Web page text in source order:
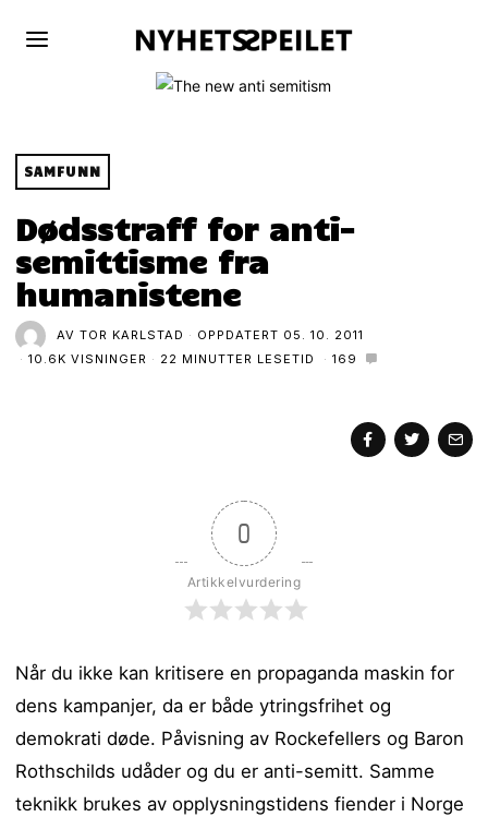
SAMFUNN
Dødsstraff for anti-
semittisme fra
humanistene
AVTOR KARLSTAD OPPDATERT 05. 10. 2011
10.6K VISNINGER
22 MINUTTER LESETID 169
0
Artikkelvurdering
Når du ikke kan kritisere en propaganda maskin for
dens kampanjer, da er både ytringsfrihet og
demokrati døde. Påvisning av Rockefellers og Baron
Rothschilds udåder og du er anti-semitt. Samme
teknikk brukes av opplysningstidens fiender i Norge